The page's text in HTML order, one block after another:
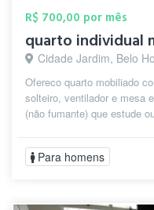
R$ 700,00 por mês
quarto individual
Cidade Jardim, Belo
Ofereco quarto mobiliado
solteiro, ventilador e mesa
(não fumante) que estude
Para homens